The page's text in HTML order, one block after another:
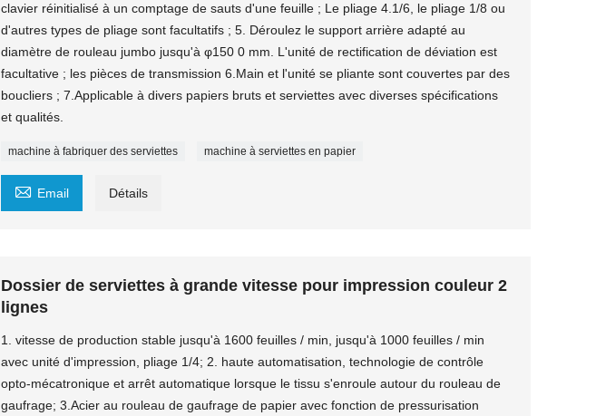
clavier réinitialisé à un comptage de sauts d'une feuille ; Le pliage 4.1/6, le pliage 1/8 ou
d'autres types de pliage sont facultatifs ; 5. Déroulez le support arrière adapté au
diamètre de rouleau jumbo jusqu'à φ150 0 mm. L'unité de rectification de déviation est
facultative ; les pièces de transmission 6.Main et l'unité se pliante sont couvertes par des
boucliers ; 7.Applicable à divers papiers bruts et serviettes avec diverses spécifications
et qualités.
machine à fabriquer des serviettes machine à serviettes en papier
 Email Détails
Dossier de serviettes à grande vitesse pour impression couleur 2
lignes
1. vitesse de production stable jusqu'à 1600 feuilles / min, jusqu'à 1000 feuilles / min
avec unité d'impression, pliage 1/4; 2. haute automatisation, technologie de contrôle
opto-mécatronique et arrêt automatique lorsque le tissu s'enroule autour du rouleau de
gaufrage; 3.Acier au rouleau de gaufrage de papier avec fonction de pressurisation